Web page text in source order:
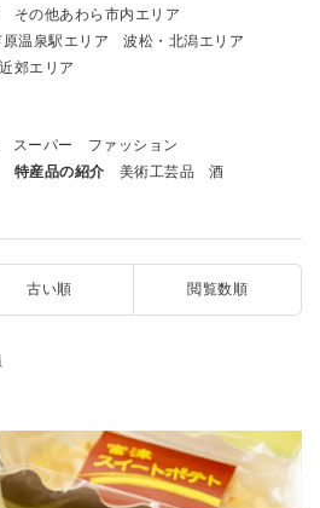
その他あわら市内エリア
温泉駅エリア
波松・北潟エリア
郊エリア
スーパー
ファッション
特産品の紹介 美術工芸品
酒
古い順 閲覧数順